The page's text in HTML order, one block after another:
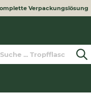
springen
Verpackungslösung